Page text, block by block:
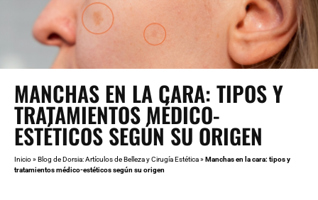
MANCHAS EN LA CARA: TIPOS Y
TRATAMIENTOS MÉDICO-
ESTÉTICOS SEGÚN SU ORIGEN
Inicio»Blog de Dorsia: Artículos de Belleza y Cirugía Estética»Manchas en la cara: tipos y
tratamientos médico-estéticos según su origen